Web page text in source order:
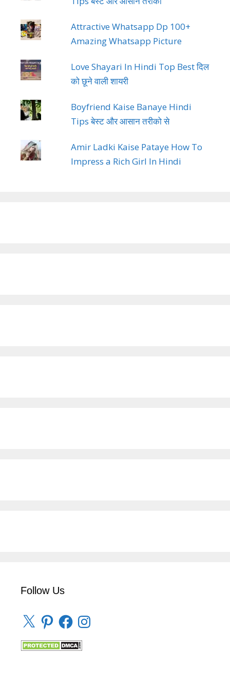
Attractive Whatsapp Dp 100+
Amazing Whatsapp Picture
Love Shayari In Hindi Top Best दिल
को छूने वाली शायरी
Boyfriend Kaise Banaye Hindi
Tips बेस्ट और आसान तरीको से
Amir Ladki Kaise Pataye How To
Impress a Rich Girl In Hindi
Follow Us
X PinterestFacebookInstagram